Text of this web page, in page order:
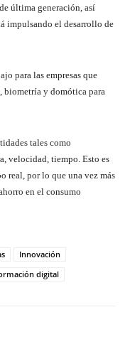
última generación, así
impulsando el desarrollo de
para las empresas que
biometría y domótica para
tales como
velocidad, tiempo. Esto es
real, por lo que una vez más
en el consumo
Innovación
digital